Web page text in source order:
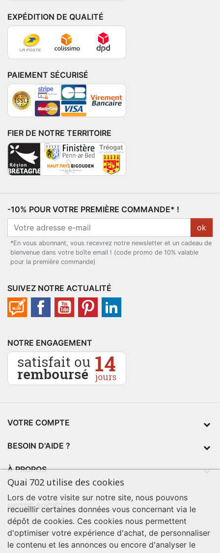
EXPÉDITION DE QUALITÉ
PAIEMENT SÉCURISÉ
FIER DE NOTRE TERRITOIRE
-10% POUR VOTRE PREMIÈRE COMMANDE* !
ok
*En vous abonnant, vous recevrez notre newsletter et un cadeau de
bienvenue dans votre boîte email ! (code promo de 10% valable
pour la première commande)
SUIVEZ NOTRE ACTUALITÉ
NOTRE ENGAGEMENT
VOTRE COMPTE
BESOIN D'AIDE ?
À PROPOS
NOTRE SOCIÉTÉ
contact@quai702.com
02 98 55 93 94
702 Tourne-Ici
Quai 702 utilise des cookies
Lors de votre visite sur notre site, nous pouvons
recueillir certaines données vous concernant via le
dépôt de cookies. Ces cookies nous permettent
d'optimiser votre expérience d'achat, de personnaliser
le contenu et les annonces ou encore d'analyser le